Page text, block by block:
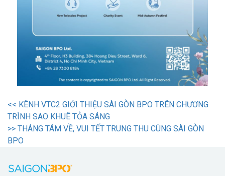
<< KÊNH VTC2 GIỚI THIỆU SÀI GÒN BPO TRÊN CHƯƠNG
TRÌNH SAO KHUÊ TỎA SÁNG
>> THÁNG TÁM VỀ, VUI TẾT TRUNG THU CÙNG SÀI GÒN
BPO